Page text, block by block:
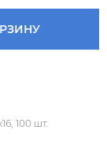
100 шт.